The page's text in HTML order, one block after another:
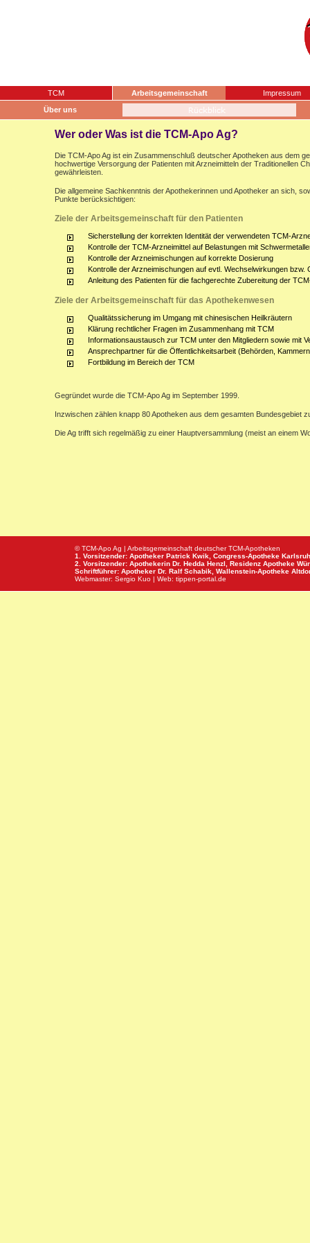
TCM Arbeitsgemeinschaft
Impressum
Über uns
Wer oder Was ist die TCM-Apo Ag?
Die TCM-Apo Ag ist ein Zusammenschluß deutscher Apotheken aus dem
hochwertige Versorgung der Patienten mit Arzneimitteln der Traditionellen
gewährleisten.
Die allgemeine Sachkenntnis der Apothekerinnen und Apotheker an sich,
Punkte berücksichtigen:
Ziele der Arbeitsgemeinschaft für den Patienten
Sicherstellung der korrekten Identität der verwendeten TCM-
Kontrolle der TCM-Arzneimittel auf Belastungen mit
Kontrolle der Arzneimischungen auf korrekte Dosierung
Kontrolle der Arzneimischungen auf evtl. Wechselwirkungen
Anleitung des Patienten für die fachgerechte Zubereitung der
Ziele der Arbeitsgemeinschaft für das Apothekenwesen
Qualitätssicherung im Umgang mit chinesischen Heilkräutern
Klärung rechtlicher Fragen im Zusammenhang mit TCM
Informationsaustausch zur TCM unter den Mitgliedern sowie mit
Ansprechpartner für die Öffentlichkeitsarbeit (Behörden,
Fortbildung im Bereich der TCM
Gegründet wurde die TCM-Apo Ag im September 1999.
Inzwischen zählen knapp 80 Apotheken aus dem gesamten Bundesgebiet
Die Ag trifft sich regelmäßig zu einer Hauptversammlung (meist an einem
© TCM-Apo Ag | Arbeitsgemeinschaft deutscher TCM-Apotheken
1. Vorsitzender: Apotheker Patrick Kwik, Congress-Apotheke
2. Vorsitzender: Apothekerin Dr. Hedda Henzl, Residenz Apotheke
Schriftführer: Apotheker Dr. Ralf Schabik, Wallenstein-Apotheke
Webmaster: Sergio Kuo | Web: tippen-portal.de